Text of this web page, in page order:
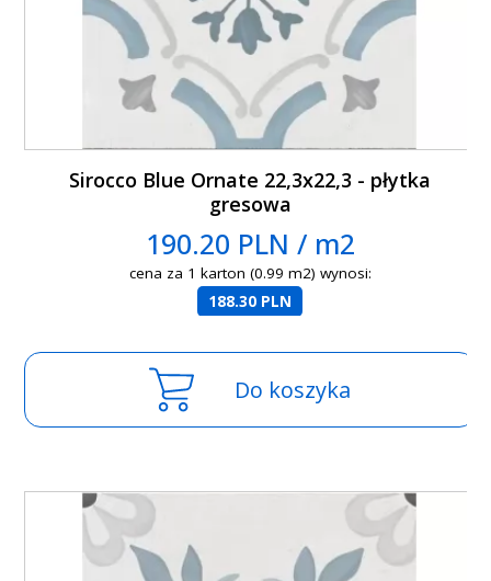
Sirocco Blue Ornate 22,3x22,3 - płytka
gresowa
190.20 PLN / m2
cena za 1 karton (0.99 m2) wynosi:
188.30 PLN
Do koszyka